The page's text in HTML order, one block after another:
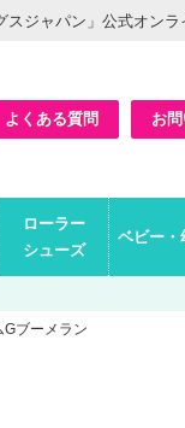
ジャパン」公式オンラ
よくある質問 お
ローラー
シューズ
ベビー・
ブーメラン